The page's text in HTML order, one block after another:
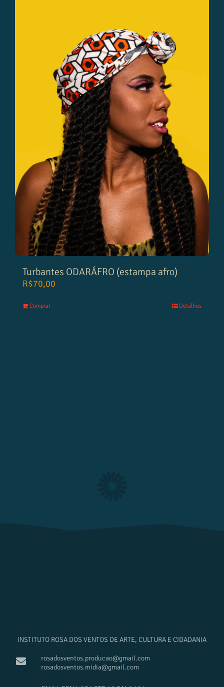
Turbantes ODARÁFRO (estampa afro)
R$70,00
Comprar Detalhes
INSTITUTO ROSA DOS VENTOS DE ARTE, CULTURA E CIDADANIA
rosadosventos.producao@gmail.com
rosadosventos.midia@gmail.com